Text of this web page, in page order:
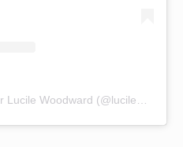
Une publication partagée par Lucile Woodward (@lucilewoodward)